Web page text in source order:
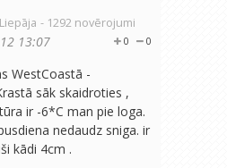
- 1292 novērojumi
0
0
13:07
WestCoastā -
sāk skaidroties ,
ir -6*C man pie loga.
nedaudz sniga. ir
kādi 4cm .